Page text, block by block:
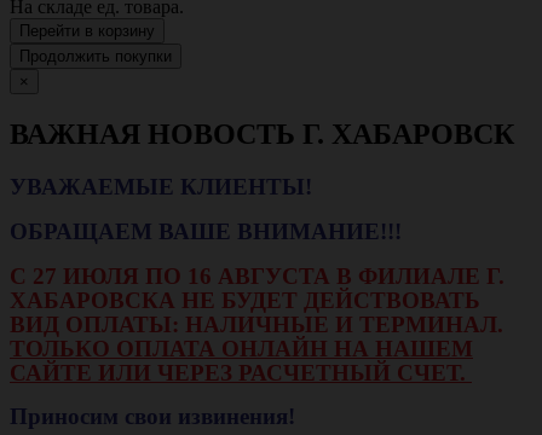
На складе ед. товара.
Перейти в корзину
Продолжить покупки
×
ВАЖНАЯ НОВОСТЬ Г. ХАБАРОВСК
УВАЖАЕМЫЕ КЛИЕНТЫ!
ОБРАЩАЕМ ВАШЕ ВНИМАНИЕ!!!
С 27 ИЮЛЯ ПО 16 АВГУСТА В ФИЛИАЛЕ Г.
ХАБАРОВСКА НЕ БУДЕТ ДЕЙСТВОВАТЬ
ВИД ОПЛАТЫ: НАЛИЧНЫЕ И ТЕРМИНАЛ.
ТОЛЬКО ОПЛАТА ОНЛАЙН НА НАШЕМ
САЙТЕ ИЛИ ЧЕРЕЗ РАСЧЕТНЫЙ СЧЕТ.
Приносим свои извинения!